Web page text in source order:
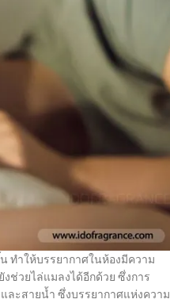
ทำให้บรรยากาศในห้องมีความ
ช่วยไล่แมลงได้อีกด้วย ซึ่งการ
ละสายน้ำ ซึ่งบรรยากาศแห่งความ